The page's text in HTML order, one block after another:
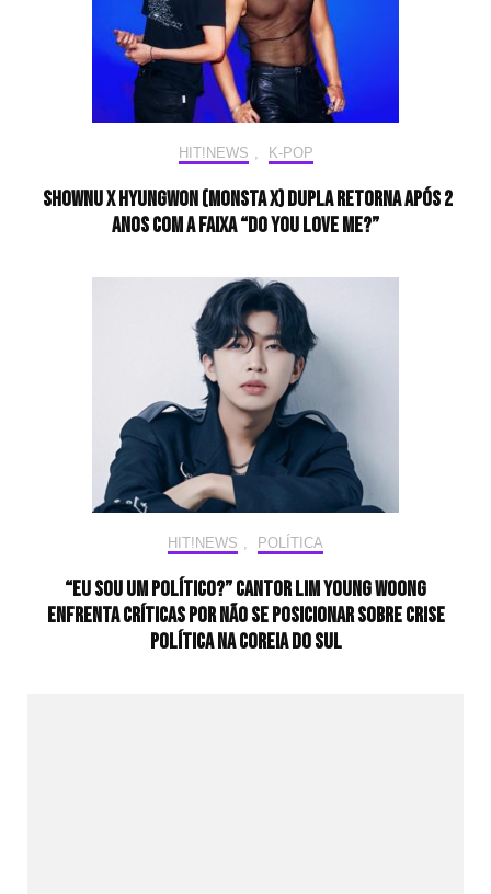
HIT!NEWS K-POP
SHOWNU X HYUNGWON (MONSTA X) dupla retorna após 2
anos com a faixa “Do You Love Me?”
HIT!NEWS POLÍTICA
“Eu sou um político?” Cantor Lim Young Woong
enfrenta críticas por não se posicionar sobre crise
política na Coreia do Sul